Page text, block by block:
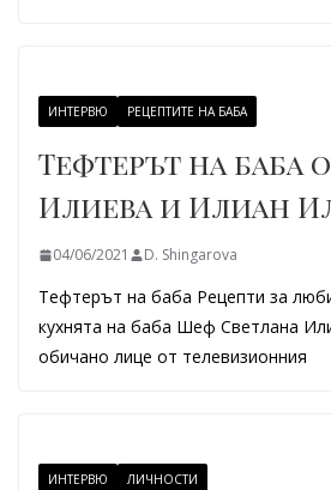
ИНТЕРВЮ РЕЦЕПТИТЕ НА БАБА
Тефтерът на баба
Илиева и Илиан
04/06/2021 D. Shingarova
Тефтерът на баба Рецепти за
кухнята на баба Шеф Светлана
обичано лице от телевизионния
ИНТЕРВЮ ЛИЧНОСТИ